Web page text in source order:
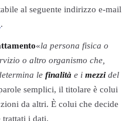
al seguente indirizzo e-mail
.
«la persona fisica o
o altro organismo che,
le finalità e i mezzi del
semplici, il titolare è colui
da altri. È colui che decide
trattati i dati.